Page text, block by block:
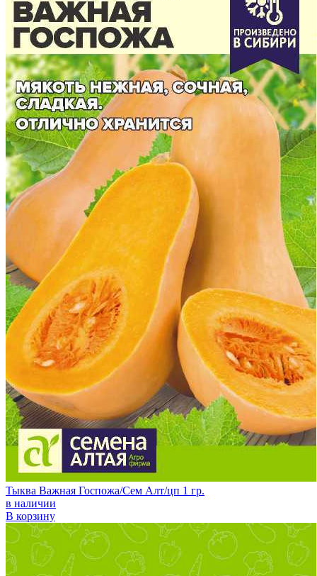
Тыква Важная Госпожа/Сем Алт/цп 1 гр.
в наличии
В корзину